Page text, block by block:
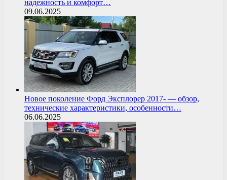
надежность и комфорт…
09.06.2025
Новое поколение Форд Эксплорер 2017- — обзор,
технические характеристики, особенности…
06.06.2025